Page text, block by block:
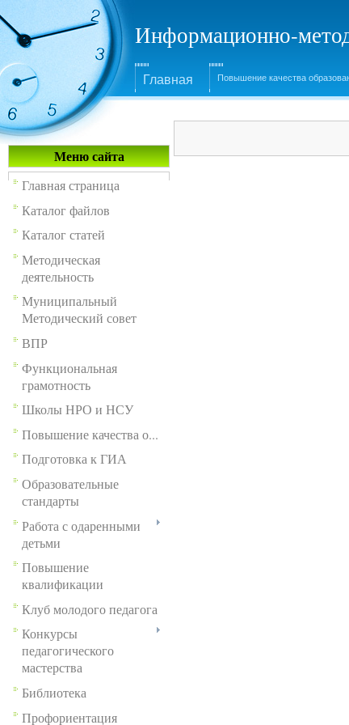
Информационно-
Главная Повышение качества
Меню сайта
Главная страница
Каталог файлов
Каталог статей
Методическая
деятельность
Муниципальный
Методический совет
ВПР
Функциональная
грамотность
Школы НРО и НСУ
Повышение качества о...
Подготовка к ГИА
Образовательные
стандарты
Работа с одаренными
детьми
Повышение
квалификации
Клуб молодого педагога
Конкурсы
педагогического
мастерства
Библиотека
Профориентация